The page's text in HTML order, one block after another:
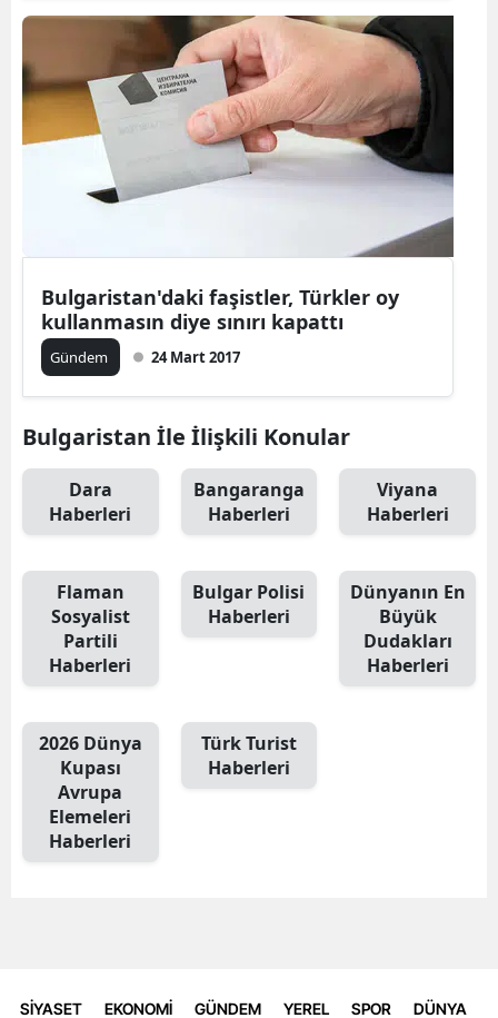
Bulgaristan'daki faşistler, Türkler oy
kullanmasın diye sınırı kapattı
Gündem 24 Mart 2017
Bulgaristan İle İlişkili Konular
Dara
Haberleri
Bangaranga
Haberleri
Viyana
Haberleri
Flaman
Sosyalist
Partili
Haberleri
Bulgar Polisi
Haberleri
Dünyanın En
Büyük
Dudakları
Haberleri
2026 Dünya
Kupası
Avrupa
Elemeleri
Haberleri
Türk Turist
Haberleri
SİYASET EKONOMİ GÜNDEM YEREL SPOR DÜNYA